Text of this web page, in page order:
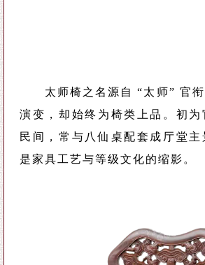
太师椅之名源自 “太师” 官
演变，却始终为椅类上品。初为
民间，常与八仙桌配套成厅堂
是家具工艺与等级文化的缩影。